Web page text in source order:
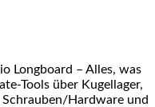
Longboard – Alles, was
Tools über Kugellager,
Hardware und